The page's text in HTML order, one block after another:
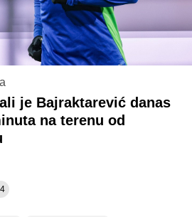
je Bajraktarević danas
na terenu od
4